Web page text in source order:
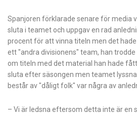
Spanjoren förklarade senare för media
sluta i teamet och uppgav en rad
procent för att vinna titeln men det
ett "andra divisionens" team, han
om titeln med det material han hade
sluta efter säsongen men teamet
består av "dåligt folk" var några av
– Vi är ledsna eftersom detta inte är en